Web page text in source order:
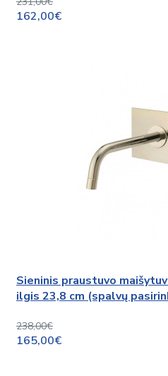
162,00€
Sieninis praustuvo
ilgis 23,8 cm (spalvų
238,00€
165,00€